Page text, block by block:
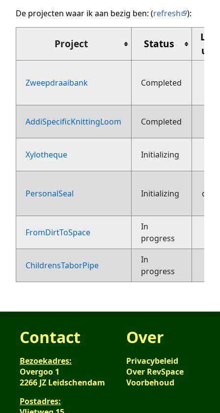
De projecten waar ik aan bezig ben: (refresh ):
Project Status
Zweepdraaibank Completed
AddiSpecificKnittingLoom Completed
Xylotheque Initializing
PersonalSeal Initializing
FromDirtToSpace
In
progress
ChildrensTaborPipe
In
progress
Contact
Bezoekadres:
Overgoo 1
2266 JZ Leidschendam
Postadres:
Over
Privacybeleid
Over RevSpace
Voorbehoud